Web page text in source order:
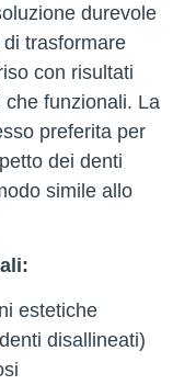
durevole
trasformare
con risultati
funzionali. La
preferita per
dei denti
simile allo
estetiche
disallineati)